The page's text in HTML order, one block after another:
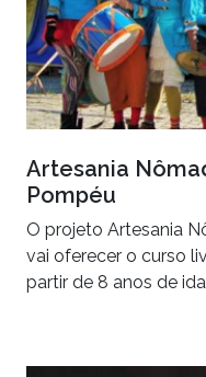
Artesania
Pompéu
O projeto Artesania
vai oferecer o curso
partir de 8 anos de